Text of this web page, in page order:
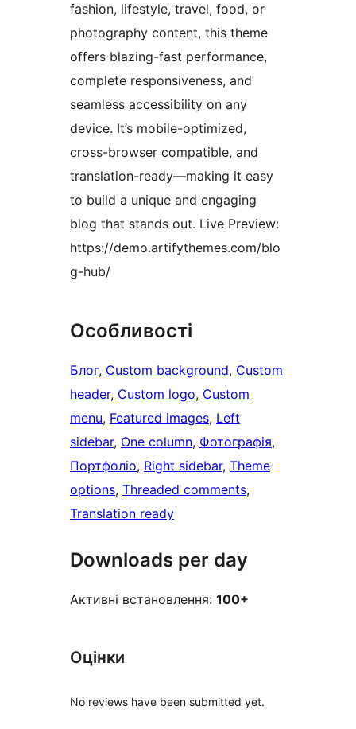
fashion, lifestyle, travel, food, or
photography content, this theme
offers blazing-fast performance,
complete responsiveness, and
seamless accessibility on any
device. It’s mobile-optimized,
cross-browser compatible, and
translation-ready—making it easy
to build a unique and engaging
blog that stands out. Live Preview:
https://demo.artifythemes.com/blo
g-hub/
Особливості
Блог, Custom background, Custom
header, Custom logo, Custom
menu, Featured images, Left
sidebar, One column, Фотографія
Портфоліо, Right sidebar, Theme
options, Threaded comments
Translation ready
Downloads per day
Активні встановлення: 100+
Оцінки
No reviews have been submitted yet.